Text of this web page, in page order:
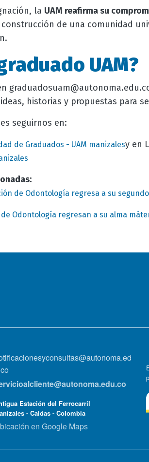
la UAM reafirma su
de una comunidad
UAM?
historias y propuestas para
seguirnos en:
de Graduados - UAM manizalesy en
de Odontología regresa a su
de Odontología regresan a su alma
Estación del Ferrocarril
- Caldas - Colombia
en Google Maps